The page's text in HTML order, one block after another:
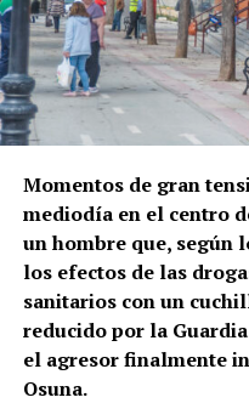
Momentos de gran
mediodía en el centro
un hombre que, según
los efectos de las
sanitarios con un
reducido por la
el agresor finalmente
Osuna.